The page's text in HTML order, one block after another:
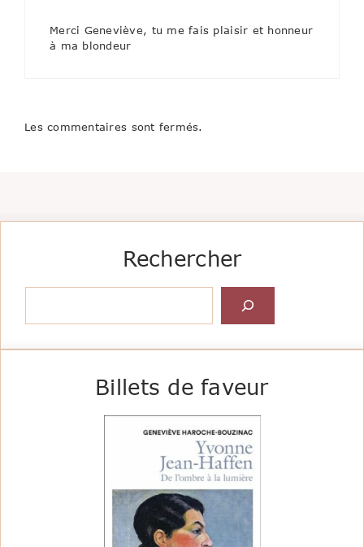
Merci Geneviève, tu me fais plaisir et honneur
à ma blondeur
Les commentaires sont fermés.
Rechercher
Billets de faveur